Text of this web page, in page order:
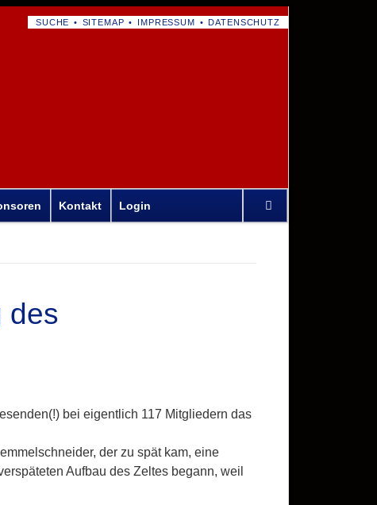
NAVIGATION
SUCHE SITEMAP IMPRESSUM DATENSCHUTZ
überspringen
Kontakt Login
des
bei eigentlich 117 Mitgliedern das
der zu spät kam, eine
Aufbau des Zeltes begann, weil